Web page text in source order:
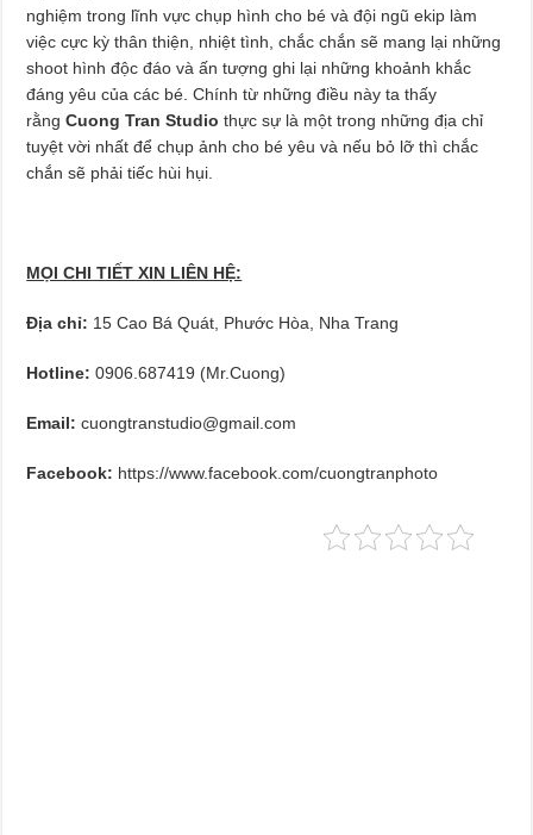
nghiệm trong lĩnh vực chụp hình cho bé và đội ngũ ekip làm
việc cực kỳ thân thiện, nhiệt tình, chắc chắn sẽ mang lại những
shoot hình độc đáo và ấn tượng ghi lại những khoảnh khắc
đáng yêu của các bé. Chính từ những điều này ta thấy
rằngCuong Tran Studio thực sự là một trong những địa chỉ
tuyệt vời nhất để chụp ảnh cho bé yêu và nếu bỏ lỡ thì chắc
chắn sẽ phải tiếc hùi hụi.
MỌI CHI TIẾT XIN LIÊN HỆ:
Địa chỉ: 15 Cao Bá Quát, Phước Hòa, Nha Trang
Hotline:0906.687419 (Mr.Cuong)
Email:cuongtranstudio@gmail.com
Facebook: https://www.facebook.com/cuongtranphoto